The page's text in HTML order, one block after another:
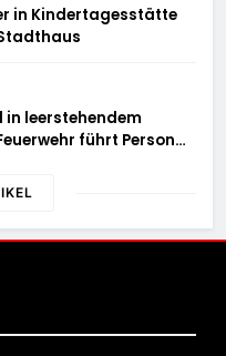
in Kindertagesstätte
in leerstehendem
führt Person